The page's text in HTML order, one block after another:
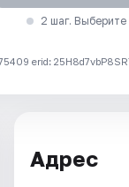
2 шаг.
erid:
Адрес